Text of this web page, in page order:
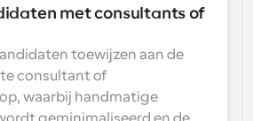
met consultants of
toewijzen aan de
consultant of
waarbij handmatige